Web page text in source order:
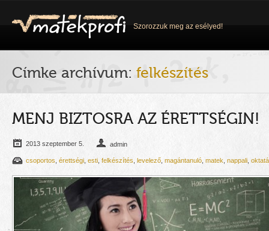
Szorozzuk meg az esélyed!
Címke archívum: felkészítés
MENJ BIZTOSRA AZ ÉRETTSÉGIN!
2013 szeptember 5. admin
csoportos érettségi esti felkészítés levelező magántanuló matek nappali